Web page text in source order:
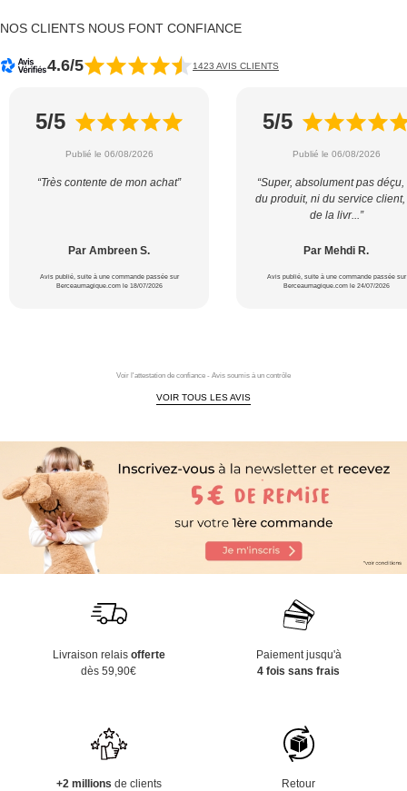
NOS CLIENTS NOUS FONT CONFIANCE
4.6/5 1423 AVIS CLIENTS
5/5
Publié le 06/08/2026
“Très contente de mon achat”
Par Ambreen S.
Avis publié, suite à une commande passée sur
Berceaumagique.com le 18/07/2026
5/5
Publié le 06/08/2026
“Super, absolument pas déçu,
du produit, ni du service
de la livr...”
Par Mehdi R.
Avis publié, suite à une commande passée sur
Berceaumagique.com le 24/07/2026
Voir l'attestation de confiance - Avis soumis à un contrôle
VOIR TOUS LES AVIS
Livraison relais offerte
dès 59,90€
Paiement jusqu'à
4 fois sans frais
+2 millions de clients
Retour